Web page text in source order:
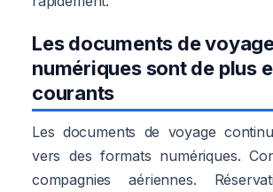
Les documents de
numériques sont de plus
courants
Les documents de voyage
vers des formats numériques.
compagnies aériennes.